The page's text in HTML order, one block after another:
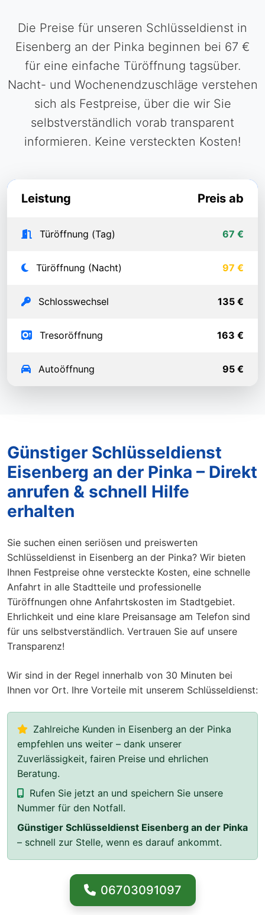
Die Preise für unseren Schlüsseldienst in
Eisenberg an der Pinka beginnen bei 67 €
für eine einfache Türöffnung tagsüber.
Nacht- und Wochenendzuschläge verstehen
sich als Festpreise, über die wir Sie
selbstverständlich vorab transparent
informieren. Keine versteckten Kosten!
Leistung Preis ab
Türöffnung (Tag) 67 €
Türöffnung (Nacht) 97 €
Schlosswechsel 135 €
Tresoröffnung 163 €
Autoöffnung 95 €
Günstiger Schlüsseldienst
Eisenberg an der Pinka – Direkt
anrufen & schnell Hilfe
erhalten
Sie suchen einen seriösen und preiswerten
Schlüsseldienst in Eisenberg an der Pinka? Wir bieten
Ihnen Festpreise ohne versteckte Kosten, eine schnelle
Anfahrt in alle Stadtteile und professionelle
Türöffnungen ohne Anfahrtskosten im Stadtgebiet.
Ehrlichkeit und eine klare Preisansage am Telefon sind
für uns selbstverständlich. Vertrauen Sie auf unsere
Transparenz!
Wir sind in der Regel innerhalb von 30 Minuten bei
Ihnen vor Ort. Ihre Vorteile mit unserem Schlüsseldienst:
Zahlreiche Kunden in Eisenberg an der Pinka
empfehlen uns weiter – dank unserer
Zuverlässigkeit, fairen Preise und ehrlichen
Beratung.
Rufen Sie jetzt an und speichern Sie unsere
Nummer für den Notfall.
Günstiger Schlüsseldienst Eisenberg an der Pinka
– schnell zur Stelle, wenn es darauf ankommt.
06703091097